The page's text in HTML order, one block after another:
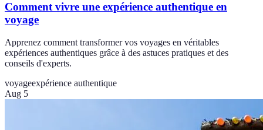
Comment vivre une expérience authentique en
voyage
Apprenez comment transformer vos voyages en véritables
expériences authentiques grâce à des astuces pratiques et des
conseils d'experts.
voyageexpérience authentique
Aug 5